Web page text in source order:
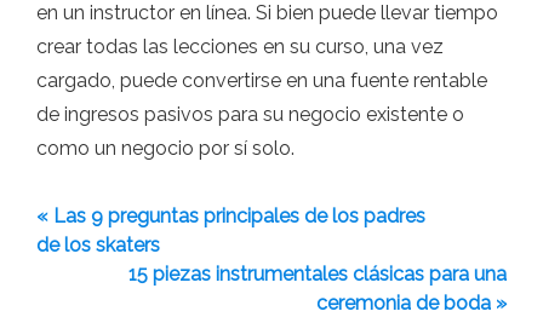
en un instructor en línea. Si bien puede llevar tiempo
crear todas las lecciones en su curso, una vez
cargado, puede convertirse en una fuente rentable
de ingresos pasivos para su negocio existente o
como un negocio por sí solo.
« Las 9 preguntas principales de los padres
de los skaters
15 piezas instrumentales clásicas para una
ceremonia de boda »